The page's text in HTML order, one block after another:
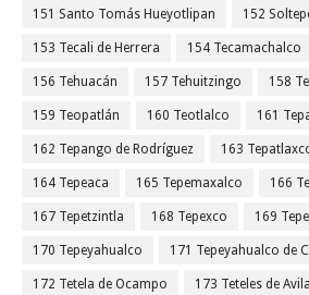
151 Santo Tomás Hueyotlipan 152
153 Tecali de Herrera 154 Tecamachalco
156 Tehuacán 157 Tehuitzingo 158
159 Teopatlán 160 Teotlalco 161
162 Tepango de Rodríguez 163
164 Tepeaca 165 Tepemaxalco 166
167 Tepetzintla 168 Tepexco 169
170 Tepeyahualco 171 Tepeyahualco de
172 Tetela de Ocampo 173 Teteles de